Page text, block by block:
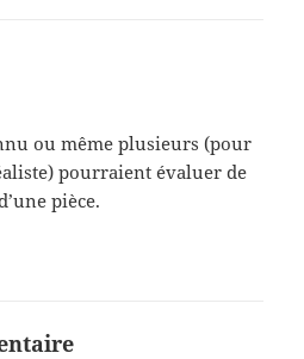
ou même plusieurs (pour
pourraient évaluer de
pièce.